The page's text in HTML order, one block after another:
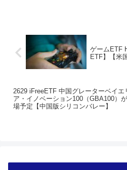
ゲームETF
ETF】【米
2629 iFreeETF 中国グレーターベイエ
ア・イノベーション100（GBA100）
場予定【中国版シリコンバレー】